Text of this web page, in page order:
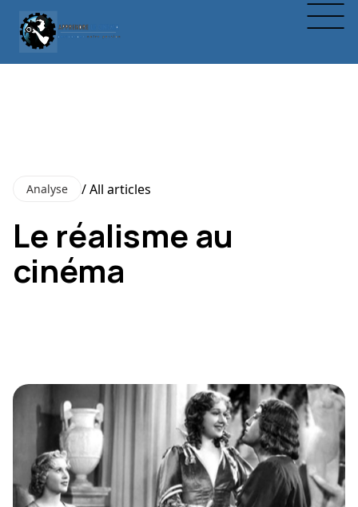
Analyse / All articles
Le réalisme au
cinéma